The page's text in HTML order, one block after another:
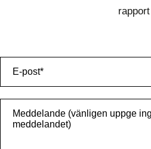
rapport